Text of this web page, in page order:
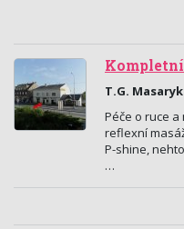
Kompletní
T.G.
Péče o ruce
reflexní
P-shine,
…